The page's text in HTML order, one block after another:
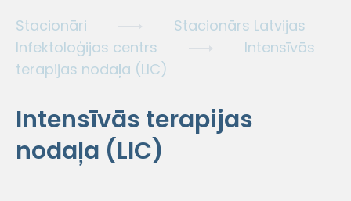
Stacionāri
Stacionārs Latvijas
Infektoloģijas centrs
Intensīvās
terapijas nodaļa (LIC)
Intensīvās terapijas
nodaļa (LIC)